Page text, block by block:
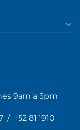
9am a 6pm
/ +52 81 1910